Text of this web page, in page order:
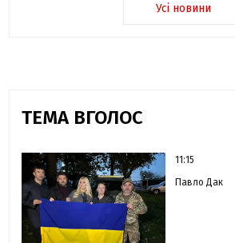
Усі новини
ТЕМА ВГОЛОС
11:15
Павло Дак